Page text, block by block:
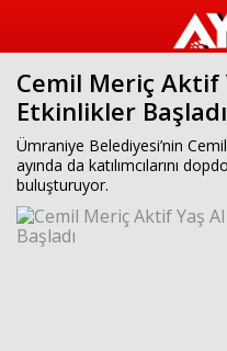
sohbet
cinsel
sohbet
sohbet
mobil
sohbet
islami
sohbetler
Cemil Meriç Aktif
Etkinlikler Başladı
Ümraniye Belediyesi’nin
ayında da katılımcılarını
buluşturuyor.